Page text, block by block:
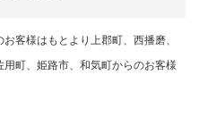
客様はもとより上郡町、西播磨、
町、姫路市、和気町からのお客様